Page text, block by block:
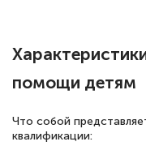
Знаток
помощи детям
Что собой
квалификации: